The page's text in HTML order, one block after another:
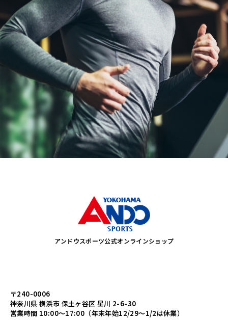
アンドウスポーツ公式オンラインショップ
〒240-0006
神奈川県 横浜市 保土ヶ谷区 星川 2-6-30
営業時間 10:00～17:00（年末年始12/29～1/2は休業）